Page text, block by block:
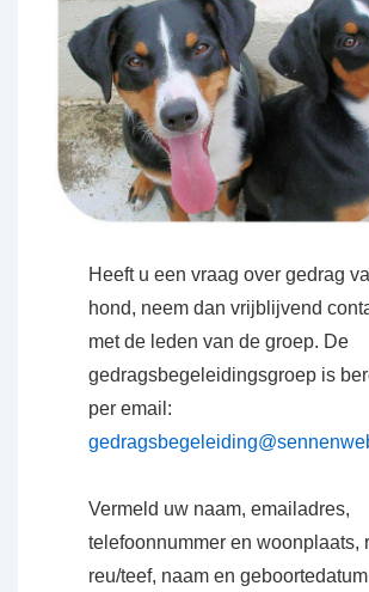
Heeft u een vraag over gedrag
hond, neem dan vrijblijvend
met de leden van de groep. De
gedragsbegeleidingsgroep is
per email:
Vermeld uw naam, emailadres,
telefoonnummer en woonplaats,
reu/teef, naam en